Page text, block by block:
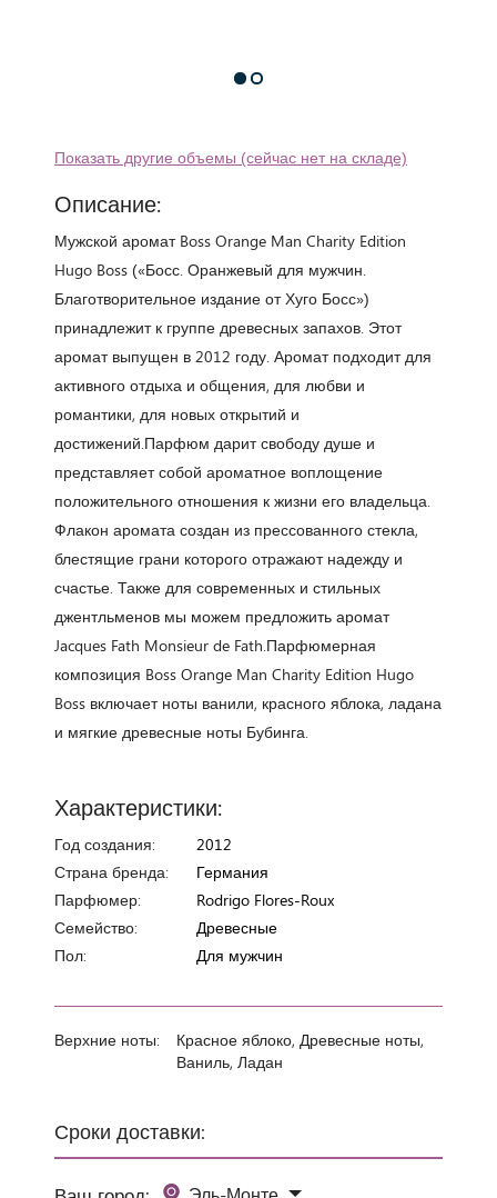
Сроки доставки:
Показать другие объемы (сейчас нет на складе)
Описание:
Мужской аромат Boss Orange Man Charity Edition
Hugo Boss («Босс. Оранжевый для мужчин.
Благотворительное издание от Хуго Босс»)
принадлежит к группе древесных запахов. Этот
аромат выпущен в 2012 году. Аромат подходит для
активного отдыха и общения, для любви и
романтики, для новых открытий и
достижений.Парфюм дарит свободу душе и
представляет собой ароматное воплощение
положительного отношения к жизни его владельца.
Флакон аромата создан из прессованного стекла,
блестящие грани которого отражают надежду и
счастье. Также для современных и стильных
джентльменов мы можем предложить аромат
Jacques Fath Monsieur de Fath.Парфюмерная
композиция Boss Orange Man Charity Edition Hugo
Boss включает ноты ванили, красного яблока, ладана
и мягкие древесные ноты Бубинга.
Характеристики:
Год создания:
2012
Страна бренда:
Германия
Парфюмер:
Rodrigo Flores-Roux
Семейство:
Древесные
Пол:
Для мужчин
Верхние ноты:
Красное яблоко, Древесные ноты,
Ваниль, Ладан